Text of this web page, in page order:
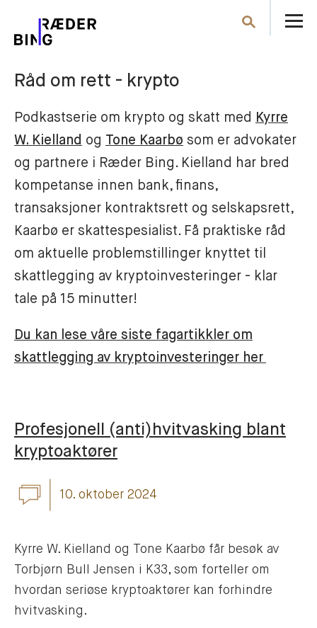
Søk
Råd om rett - krypto
Podkastserie om krypto og skatt med Kyrre
W. Kielland og Tone Kaarbø som er advokater
og partnere i Ræder Bing. Kielland har bred
kompetanse innen bank, finans,
transaksjoner kontraktsrett og selskapsrett,
Kaarbø er skattespesialist. Få praktiske råd
om aktuelle problemstillinger knyttet til
skattlegging av kryptoinvesteringer - klar
tale på 15 minutter!
Du kan lese våre siste fagartikkler om
skattlegging av kryptoinvesteringer her
Profesjonell (anti)hvitvasking blant
kryptoaktører
10. oktober 2024
Kyrre W. Kielland og Tone Kaarbø får besøk av
Torbjørn Bull Jensen i K33, som forteller om
hvordan seriøse kryptoaktører kan forhindre
hvitvasking.